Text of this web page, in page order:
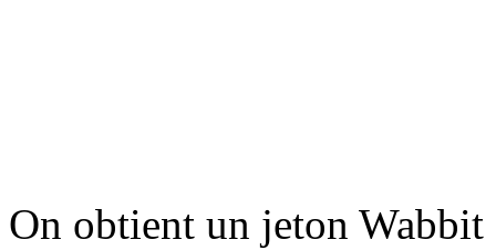
On obtient un jeton